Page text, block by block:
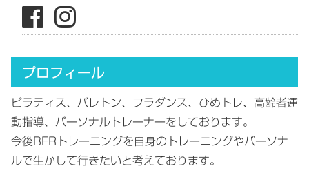
プロフィール
ピラティス、バレトン、フラダンス、ひめトレ、高齢者運
動指導、パーソナルトレーナーをしております。
今後BFRトレーニングを自身のトレーニングやパーソナ
ルで生かして行きたいと考えております。